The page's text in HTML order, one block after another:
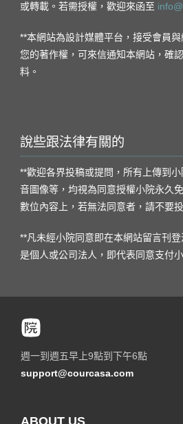
或轉載。若需授權，歡迎來函至
**本網站為設計媒體平台，接受會員
您的著作權，可來信通知本網站，確
料。
說些跟法律有關的
**歡迎各界投稿或提問，所有上傳到
音圖像等，均視為同意授權小院永久
數位內容上，若無法同意者，請不要
**凡未經小院同意即在本網站留言刊
是個人或公司法人，即代表同意支付
週一到週五早上9點到下午6點
support@courcasa.com
ABOUT US